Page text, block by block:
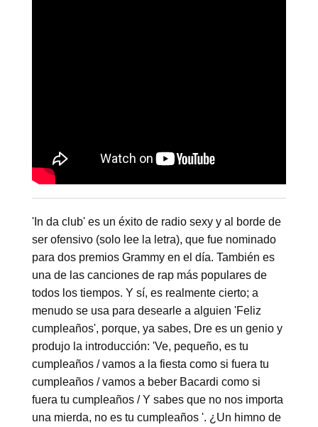
'In da club' es un éxito de radio sexy y al borde de
ser ofensivo (solo lee la letra), que fue nominado
para dos premios Grammy en el día. También es
una de las canciones de rap más populares de
todos los tiempos. Y sí, es realmente cierto; a
menudo se usa para desearle a alguien 'Feliz
cumpleaños', porque, ya sabes, Dre es un genio y
produjo la introducción: 'Ve, pequeño, es tu
cumpleaños / vamos a la fiesta como si fuera tu
cumpleaños / vamos a beber Bacardi como si
fuera tu cumpleaños / Y sabes que no nos importa
una mierda, no es tu cumpleaños '. ¿Un himno de